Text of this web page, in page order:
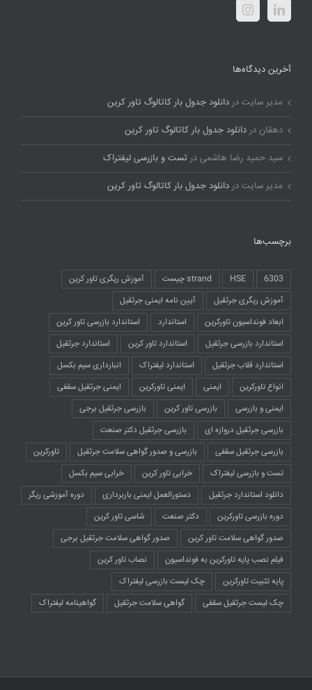
آخرین دیدگاه‌ها
مدیر سایت در دانلود جدول بار کاتالوگ تاور کرین
دهقان در دانلود جدول بار کاتالوگ تاور کرین
سید حمید رضا هاشمی در تست و بازرسی لیفتراک
مدیر سایت در دانلود جدول بار کاتالوگ تاور کرین
برچسب‌ها
6303
HSE strand چیست
آموزش ریگری تاور کرین
آموزش ریگری جرثقیل
آیین نامه ایمنی جرثقیل
ابعاد فونداسیون تاورکرین
استاندارد
استاندارد بازرسی تاور کرین
استاندارد بازرسی جرثقیل
استاندارد تاور کرین
استاندارد جرثقیل
استاندارد قلاب جرثقیل
استاندارد لیفتراک
انبارداری سیم بکسل
انواع تاورکرین
ایمنی ایمنی تاورکرین
ایمنی جرثقیل سقفی
ایمنی و بازرسی
بازرسی تاور کرین
بازرسی جرثقیل برجی
بازرسی جرثقیل دروازه ای
بازرسی جرثقیل دکتر صنعت
بازرسی جرثقیل سقفی
بازرسی و صدور گواهی سلامت جرثقیل
تاورکرین
تست و بازرسی لیفتراک
خرابی تاور کرین
خرابی سیم بکسل
دانلود استاندارد جرثقیل
دستورالعمل ایمنی باربرداری
دوره آموزشی ریگر
دوره بازرسی تاورکرین
دکتر صنعت
شاسی تاور کرین
صدور گواهی سلامت تاور کرین
صدور گواهی سلامت جرثقیل برجی
فیلم نصب پایه تاورکرین به فونداسیون
نصاب تاور کرین
پایه تثبیت تاورکرین
چک لیست بازرسی لیفتراک
چک لیست جرثقیل سقفی
گواهی سلامت جرثقیل گواهینامه لیفتراک